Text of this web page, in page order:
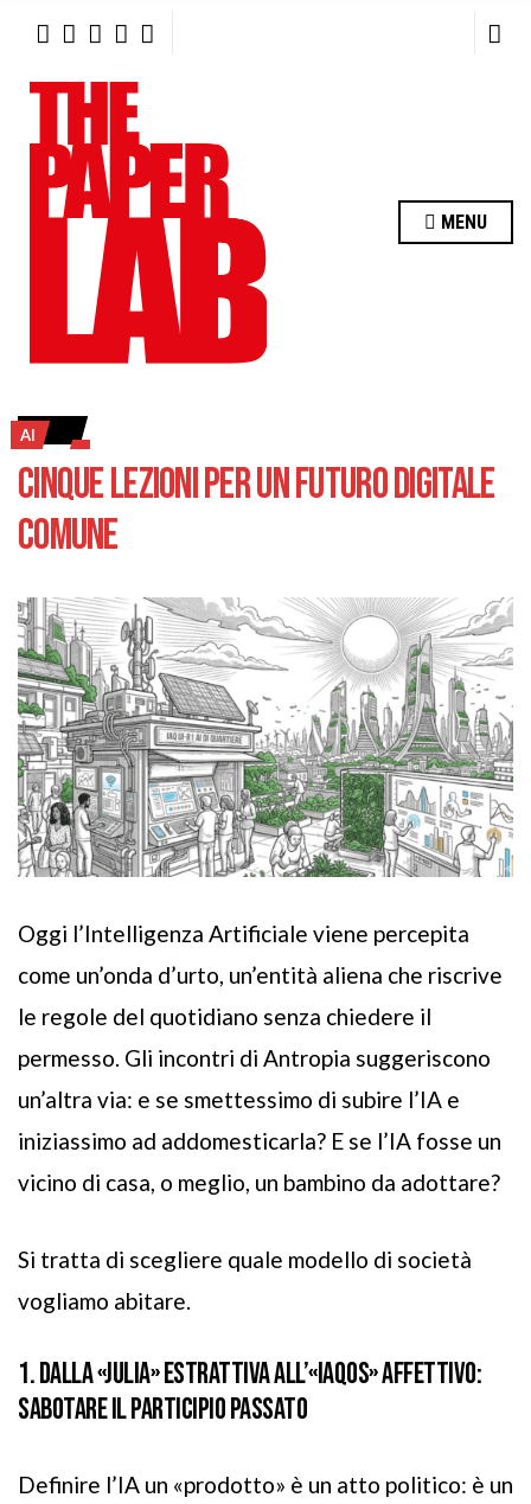
H
O
MENU
AI
CINQUE LEZIONI PER UN FUTURO DIGITALE
COMUNE
Oggi l’Intelligenza Artificiale viene percepita
come un’onda d’urto, un’entità aliena che riscrive
le regole del quotidiano senza chiedere il
permesso. Gli incontri di Antropia suggeriscono
un’altra via: e se smettessimo di subire l’IA e
iniziassimo ad addomesticarla? E se l’IA fosse un
vicino di casa, o meglio, un bambino da adottare?
Si tratta di scegliere quale modello di società
vogliamo abitare.
1. DALLA «JULIA» ESTRATTIVA ALL’«IAQOS» AFFETTIVO:
SABOTARE IL PARTICIPIO PASSATO
Definire l’IA un «prodotto» è un atto politico: è un